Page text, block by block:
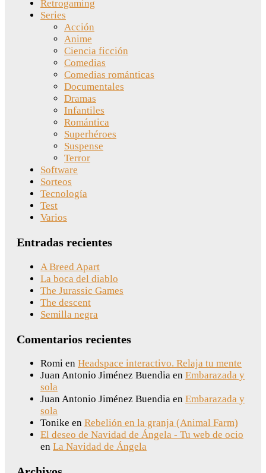
Retrogaming
Series
Acción
Anime
Ciencia ficción
Comedias
Comedias románticas
Documentales
Dramas
Infantiles
Romántica
Superhéroes
Suspense
Terror
Software
Sorteos
Tecnología
Test
Varios
Entradas recientes
A Breed Apart
La boca del diablo
The Jurassic Games
The descent
Semilla negra
Comentarios recientes
Romi en Headspace interactivo. Relaja tu mente
Juan Antonio Jiménez Buendia en Embarazada y
sola
Juan Antonio Jiménez Buendia en Embarazada y
sola
Tonike en Rebelión en la granja (Animal Farm)
El deseo de Navidad de Ángela - Tu web de ocio
en La Navidad de Ángela